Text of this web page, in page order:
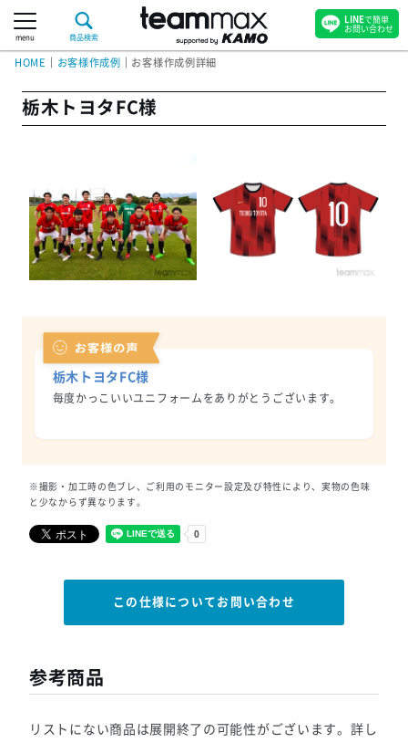
menu 商品検索
HOME お客様作成例 お客様作成例詳細
栃木トヨタFC様
栃木トヨタFC様
毎度かっこいいユニフォームをありがとうございます。
※撮影・加工時の色ブレ、ご利用のモニター設定及び特性により、実物の色味
と少なからず異なります。
この仕様についてお問い合わせ
参考商品
リストにない商品は展開終了の可能性がございます。詳し
LINEで簡単
お問い合わせ